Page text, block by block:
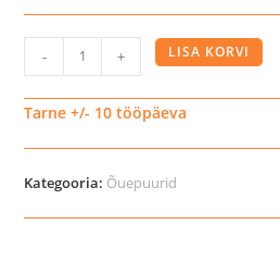
jooksualaga
õuepuur
- + LISA KORVI
Tarne +/- 10 tööpäeva
Kategooria: Õuepuurid